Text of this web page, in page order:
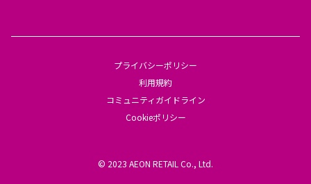
プライバシーポリシー
利用規約
コミュニティガイドライン
Cookieポリシー
© 2023 AEON RETAIL Co., Ltd.